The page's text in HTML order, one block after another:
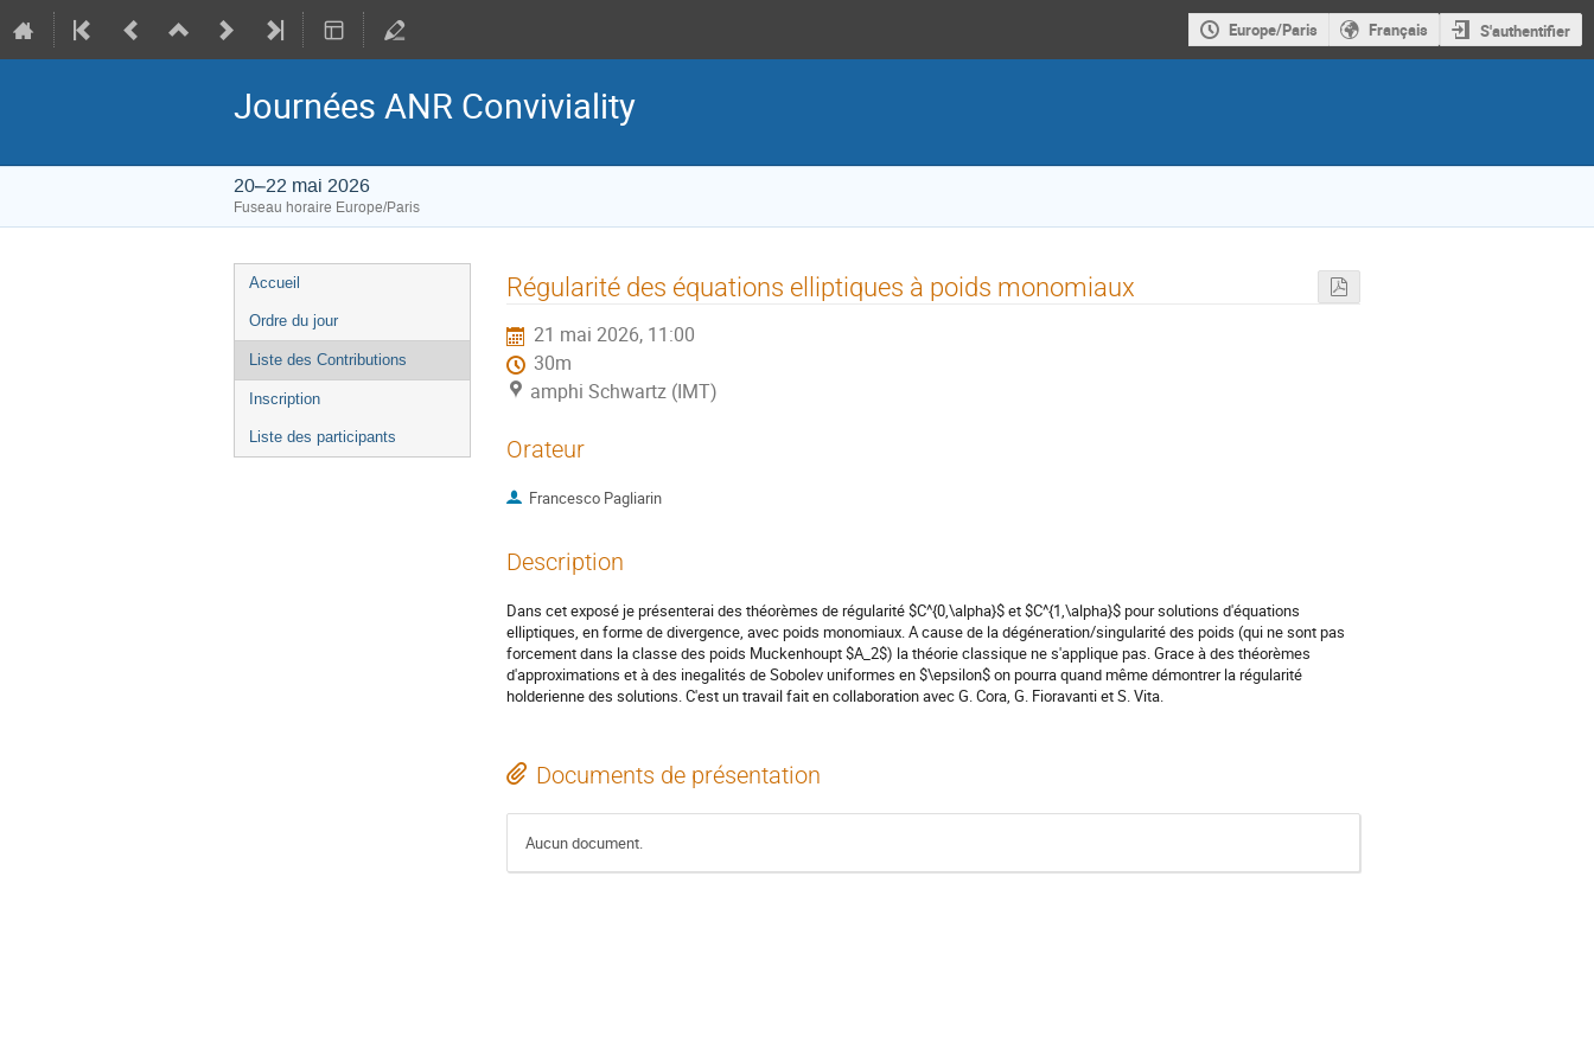
Europe/Paris Français S'authentifier
Journées ANR Conviviality
20–22 mai 2026
Fuseau horaire Europe/Paris
Menu
de
l'événement
Accueil
Ordre du jour
Liste des Contributions
Inscription
Liste des participants
Régularité des équations elliptiques à poids monomiaux
21 mai 2026, 11:00
30m
amphi Schwartz (IMT)
Orateur
Francesco Pagliarin
Description
Dans cet exposé je présenterai des théorèmes de régularité $C^{0,\alpha}$ et $C^{1,\alpha}$ pour solutions d'équations
elliptiques, en forme de divergence, avec poids monomiaux. A cause de la dégéneration/singularité des poids (qui ne sont pas
forcement dans la classe des poids Muckenhoupt $A_2$) la théorie classique ne s'applique pas. Grace à des théorèmes
d'approximations et à des inegalités de Sobolev uniformes en $\epsilon$ on pourra quand même démontrer la régularité
holderienne des solutions. C'est un travail fait en collaboration avec G. Cora, G. Fioravanti et S. Vita.
Documents de présentation
Aucun document.